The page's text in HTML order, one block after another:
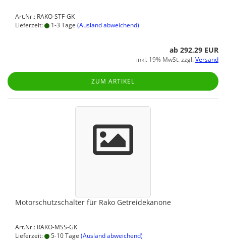
Art.Nr.: RAKO-STF-GK
Lieferzeit:
1-3 Tage (Ausland abweichend)
ab 292,29 EUR
inkl. 19% MwSt. zzgl.Versand
ZUM ARTIKEL
Motorschutzschalter für Rako Getreidekanone
Art.Nr.: RAKO-MSS-GK
Lieferzeit:
5-10 Tage (Ausland abweichend)